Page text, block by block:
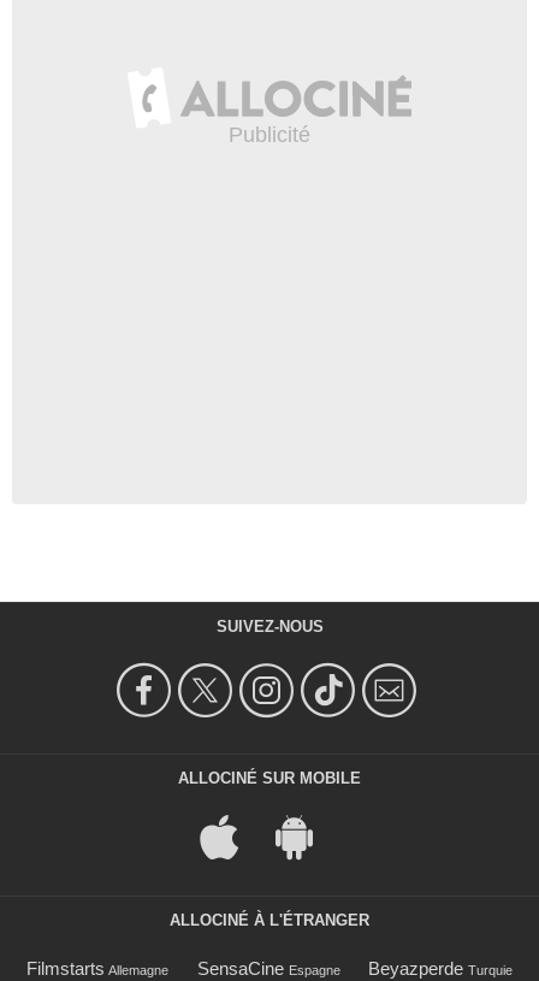
SUIVEZ-NOUS
ALLOCINÉ SUR MOBILE
ALLOCINÉ À L'ÉTRANGER
Filmstarts Allemagne SensaCine Espagne Beyazperde Turquie